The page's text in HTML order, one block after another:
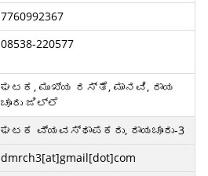
7760992367
08538-220577
ಘಟಕ, ಮುಖ್ಯ ರಸ್ತೆ, ಮಾನವಿ, ರಾಯ
ಚೂರು ಜಿಲ್ಲೆ
ಘಟಕ ವ್ಯವಸ್ಥಾಪಕರು, ರಾಯಚೂರು-3
dmrch3[at]gmail[dot]com